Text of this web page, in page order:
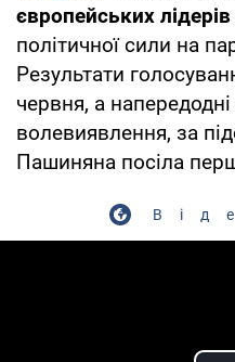
європейських лідерів
політичної сили на
Результати
червня, а напередодні
волевиявлення, за
Пашиняна посіла